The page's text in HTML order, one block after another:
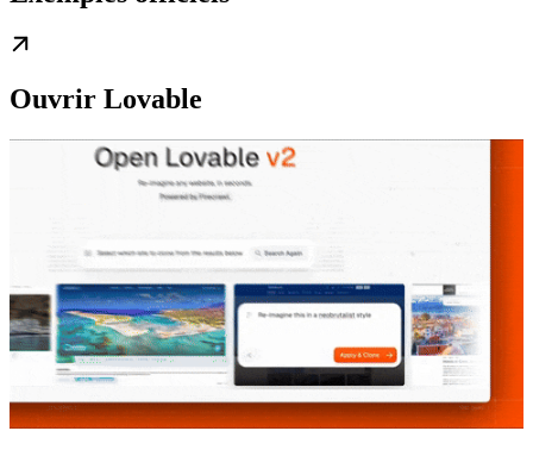
Ouvrir Lovable